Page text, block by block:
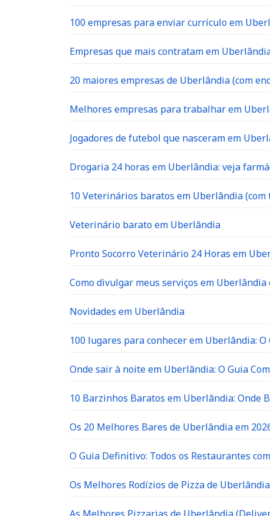
100 empresas para enviar currículo em
Empresas que mais contratam em
20 maiores empresas de Uberlândia (com
Melhores empresas para trabalhar em
Jogadores de futebol que nasceram em
Drogaria 24 horas em Uberlândia: veja
10 Veterinários baratos em Uberlândia (com
Veterinário barato em Uberlândia
Pronto Socorro Veterinário 24 Horas em
Como divulgar meus serviços em Uberlândia
Novidades em Uberlândia
100 lugares para conhecer em Uberlândia:
Onde sair à noite em Uberlândia: O Guia
10 Barzinhos Baratos em Uberlândia: Onde
Os 20 Melhores Bares de Uberlândia em
O Guia Definitivo: Todos os Restaurantes
Os Melhores Rodízios de Pizza de